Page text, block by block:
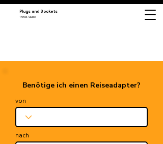
Plugs and Sockets
Travel Guide
Benötige ich einen Reiseadapter?
von
nach